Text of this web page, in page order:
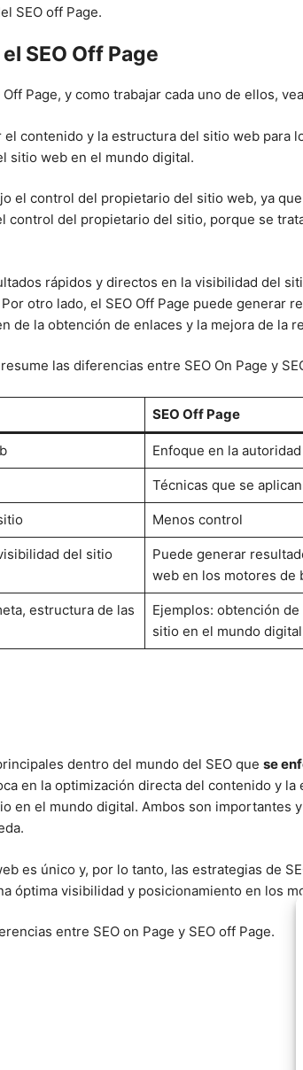
SEO off Page.
SEO Off Page
Page, y como trabajar cada uno de ellos,
el contenido y la estructura del sitio web para
sitio web en el mundo digital.
el control del propietario del sitio web, ya
control del propietario del sitio, porque se
rápidos y directos en la visibilidad del
otro lado, el SEO Off Page puede generar
de la obtención de enlaces y la mejora de la
las diferencias entre SEO On Page y
SEO Off Page
Enfoque en la
Técnicas que se
Menos control
del sitio
Puede generar
web en los motores de
estructura de las
Ejemplos: obtención
sitio en el mundo
dentro del mundo del SEO que se
en la optimización directa del contenido y
en el mundo digital. Ambos son importantes
es único y, por lo tanto, las estrategias de
óptima visibilidad y posicionamiento en los
entre SEO on Page y SEO off Page.